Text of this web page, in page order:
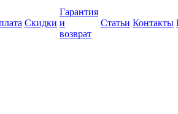
Скидки
Гарантия
и
возврат
Статьи Контакты